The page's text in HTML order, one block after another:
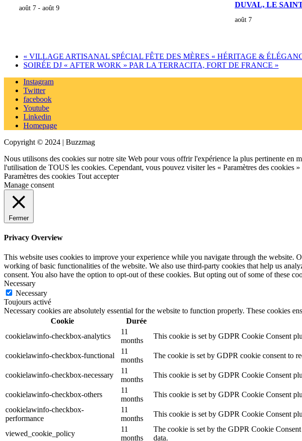
août 7 -août 9
DUVAL, LE
août 7
« VILLAGE ARTISANAL SPÉCIAL FÊTE DES MÈRES « HÉRITAGE &
SOIRÉE DJ « AFTER WORK » PAR LA TERRACITA, FORT DE FRANCE »
Instagram
Twitter
facebook
Youtube
Linkedin
Homepage
Copyright © 2024 | Buzzmag
Nous utilisons des cookies sur notre site Web pour vous offrir l'expérience la plus pertinente en
l'utilisation de TOUS les cookies. Cependant, vous pouvez visiter les « Paramètres des cookies
Paramètres des cookies Tout accepter
Manage consent
Fermer
Privacy Overview
This website uses cookies to improve your experience while you navigate through the website.
working of basic functionalities of the website. We also use third-party cookies that help us
consent. You also have the option to opt-out of these cookies. But opting out of some of these
Necessary
Necessary
Toujours activé
Necessary cookies are absolutely essential for the website to function properly. These cookies
Cookie
Durée
cookielawinfo-checkbox-analytics
11
months
This cookie is set by GDPR Cookie Consent
cookielawinfo-checkbox-functional
11
months
The cookie is set by GDPR cookie consent to
cookielawinfo-checkbox-necessary
11
months
This cookie is set by GDPR Cookie Consent
cookielawinfo-checkbox-others
11
months
This cookie is set by GDPR Cookie Consent
cookielawinfo-checkbox-
performance
11
months
This cookie is set by GDPR Cookie Consent
viewed_cookie_policy
11
months
The cookie is set by the GDPR Cookie
data.